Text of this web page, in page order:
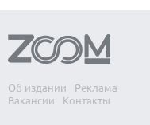
Об издании
Реклама
Вакансии
Контакты